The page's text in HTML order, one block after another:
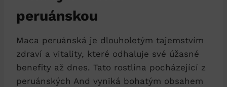
peruánskou
Maca peruánská je dlouholetým tajemstvím
zdraví a vitality, které odhaluje své úžasné
benefity až dnes. Tato rostlina pocházející z
peruánských And vyniká bohatým obsahem